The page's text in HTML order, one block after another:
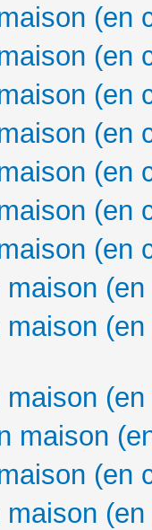
(en
(en
(en
(en
(en
(en
(en
maison
(en